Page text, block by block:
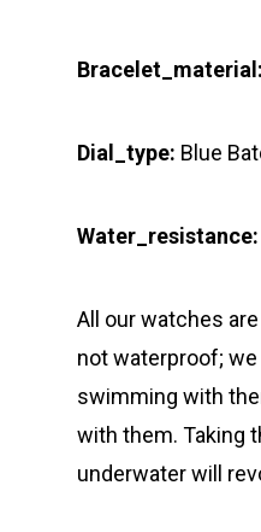
Bracelet_material:
Dial_type: Blue
Water_resistance:
All our watches
not waterproof;
swimming with
with them. Taking
underwater will